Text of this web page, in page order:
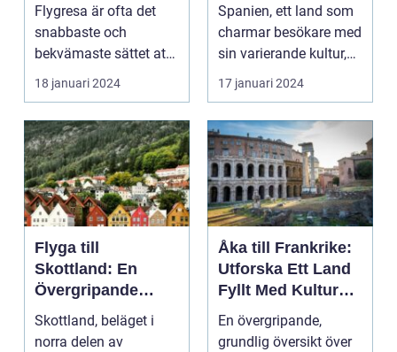
Flygresa är ofta det
snabbaste och
bekvämaste sättet att
resa till England från
ol...
18 januari 2024
Spanien, ett land som
charmar besökare med
sin varierande kultur,
vackra stränder...
17 januari 2024
Flyga till
Skottland: En
Övergripande
Översikt
Skottland, beläget i
norra delen av
Åka till Frankrike:
Utforska Ett Land
Fyllt Med Kultur
och Skönhet
En övergripande,
grundlig översikt över